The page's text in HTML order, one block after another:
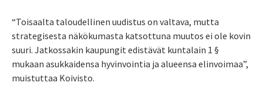
“Toisaalta taloudellinen uudistus on valtava, mutta
strategisesta näkökumasta katsottuna muutos ei ole kovin
suuri. Jatkossakin kaupungit edistävät kuntalain 1 §
mukaan asukkaidensa hyvinvointia ja alueensa elinvoimaa”,
muistuttaa Koivisto.